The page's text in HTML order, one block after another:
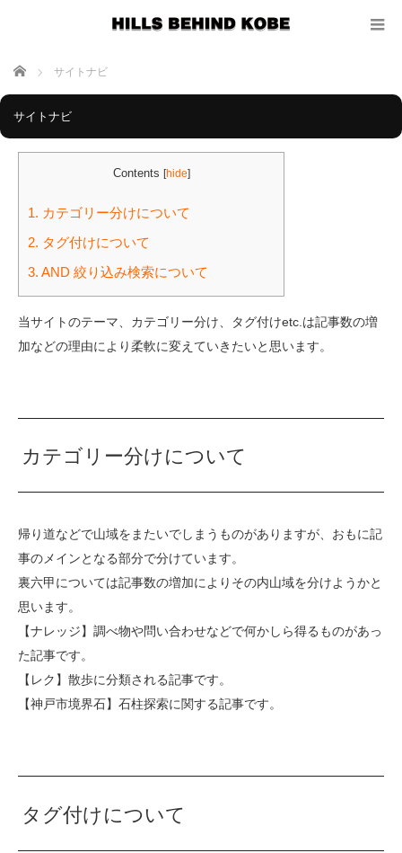
ホーム サイトナビ
サイトナビ
Contents [hide]
1. カテゴリー分けについて
2. タグ付けについて
3. AND 絞り込み検索について
当サイトのテーマ、カテゴリー分け、タグ付けetc.は記事数の増
加などの理由により柔軟に変えていきたいと思います。
カテゴリー分けについて
帰り道などで山域をまたいでしまうものがありますが、おもに記
事のメインとなる部分で分けています。
裏六甲については記事数の増加によりその内山域を分けようかと
思います。
【ナレッジ】 調べ物や問い合わせなどで何かしら得るものがあっ
た記事です。
【レク】 散歩に分類される記事です。
【神戸市境界石】 石柱探索に関する記事です。
タグ付けについて